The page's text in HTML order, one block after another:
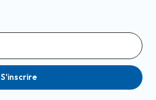
S'inscrire